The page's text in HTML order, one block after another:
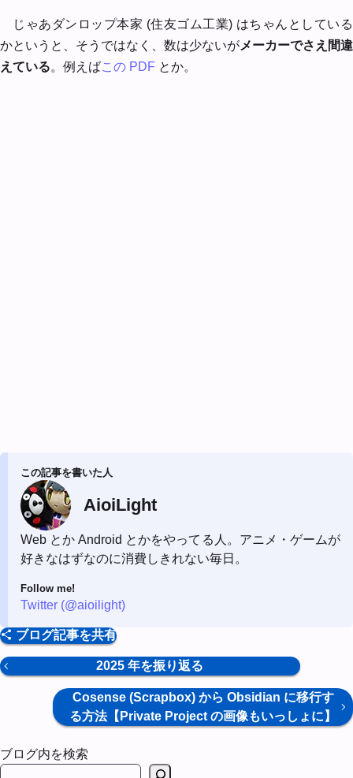
じゃあダンロップ本家 (住友ゴム工業) はちゃんとしている
かというと、そうではなく、数は少ないがメーカーでさえ間違
えている。例えばこの PDF とか。
この記事を書いた人
AioiLight
Web とか Android とかをやってる人。アニメ・ゲームが
好きなはずなのに消費しきれない毎日。
Follow me!
Twitter (@aioilight)
ブログ記事を共有
2025 年を振り返る
Cosense (Scrapbox) から Obsidian に移行す
る方法【Private Project の画像もいっしょに】
ブログ内を検索